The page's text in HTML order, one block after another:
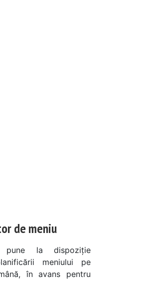
de meniu
pune la dispoziție
meniului pe
în avans pentru